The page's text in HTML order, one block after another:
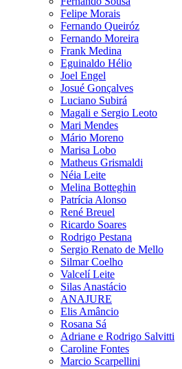
Felipe Morais
Fernando Queiróz
Fernando Moreira
Frank Medina
Eguinaldo Hélio
Joel Engel
Josué Gonçalves
Luciano Subirá
Magali e Sergio Leoto
Mari Mendes
Mário Moreno
Marisa Lobo
Matheus Grismaldi
Néia Leite
Melina Botteghin
Patrícia Alonso
René Breuel
Ricardo Soares
Rodrigo Pestana
Sergio Renato de Mello
Silmar Coelho
Valcelí Leite
Silas Anastácio
ANAJURE
Elis Amâncio
Rosana Sá
Adriane e Rodrigo Salvitti
Caroline Fontes
Marcio Scarpellini